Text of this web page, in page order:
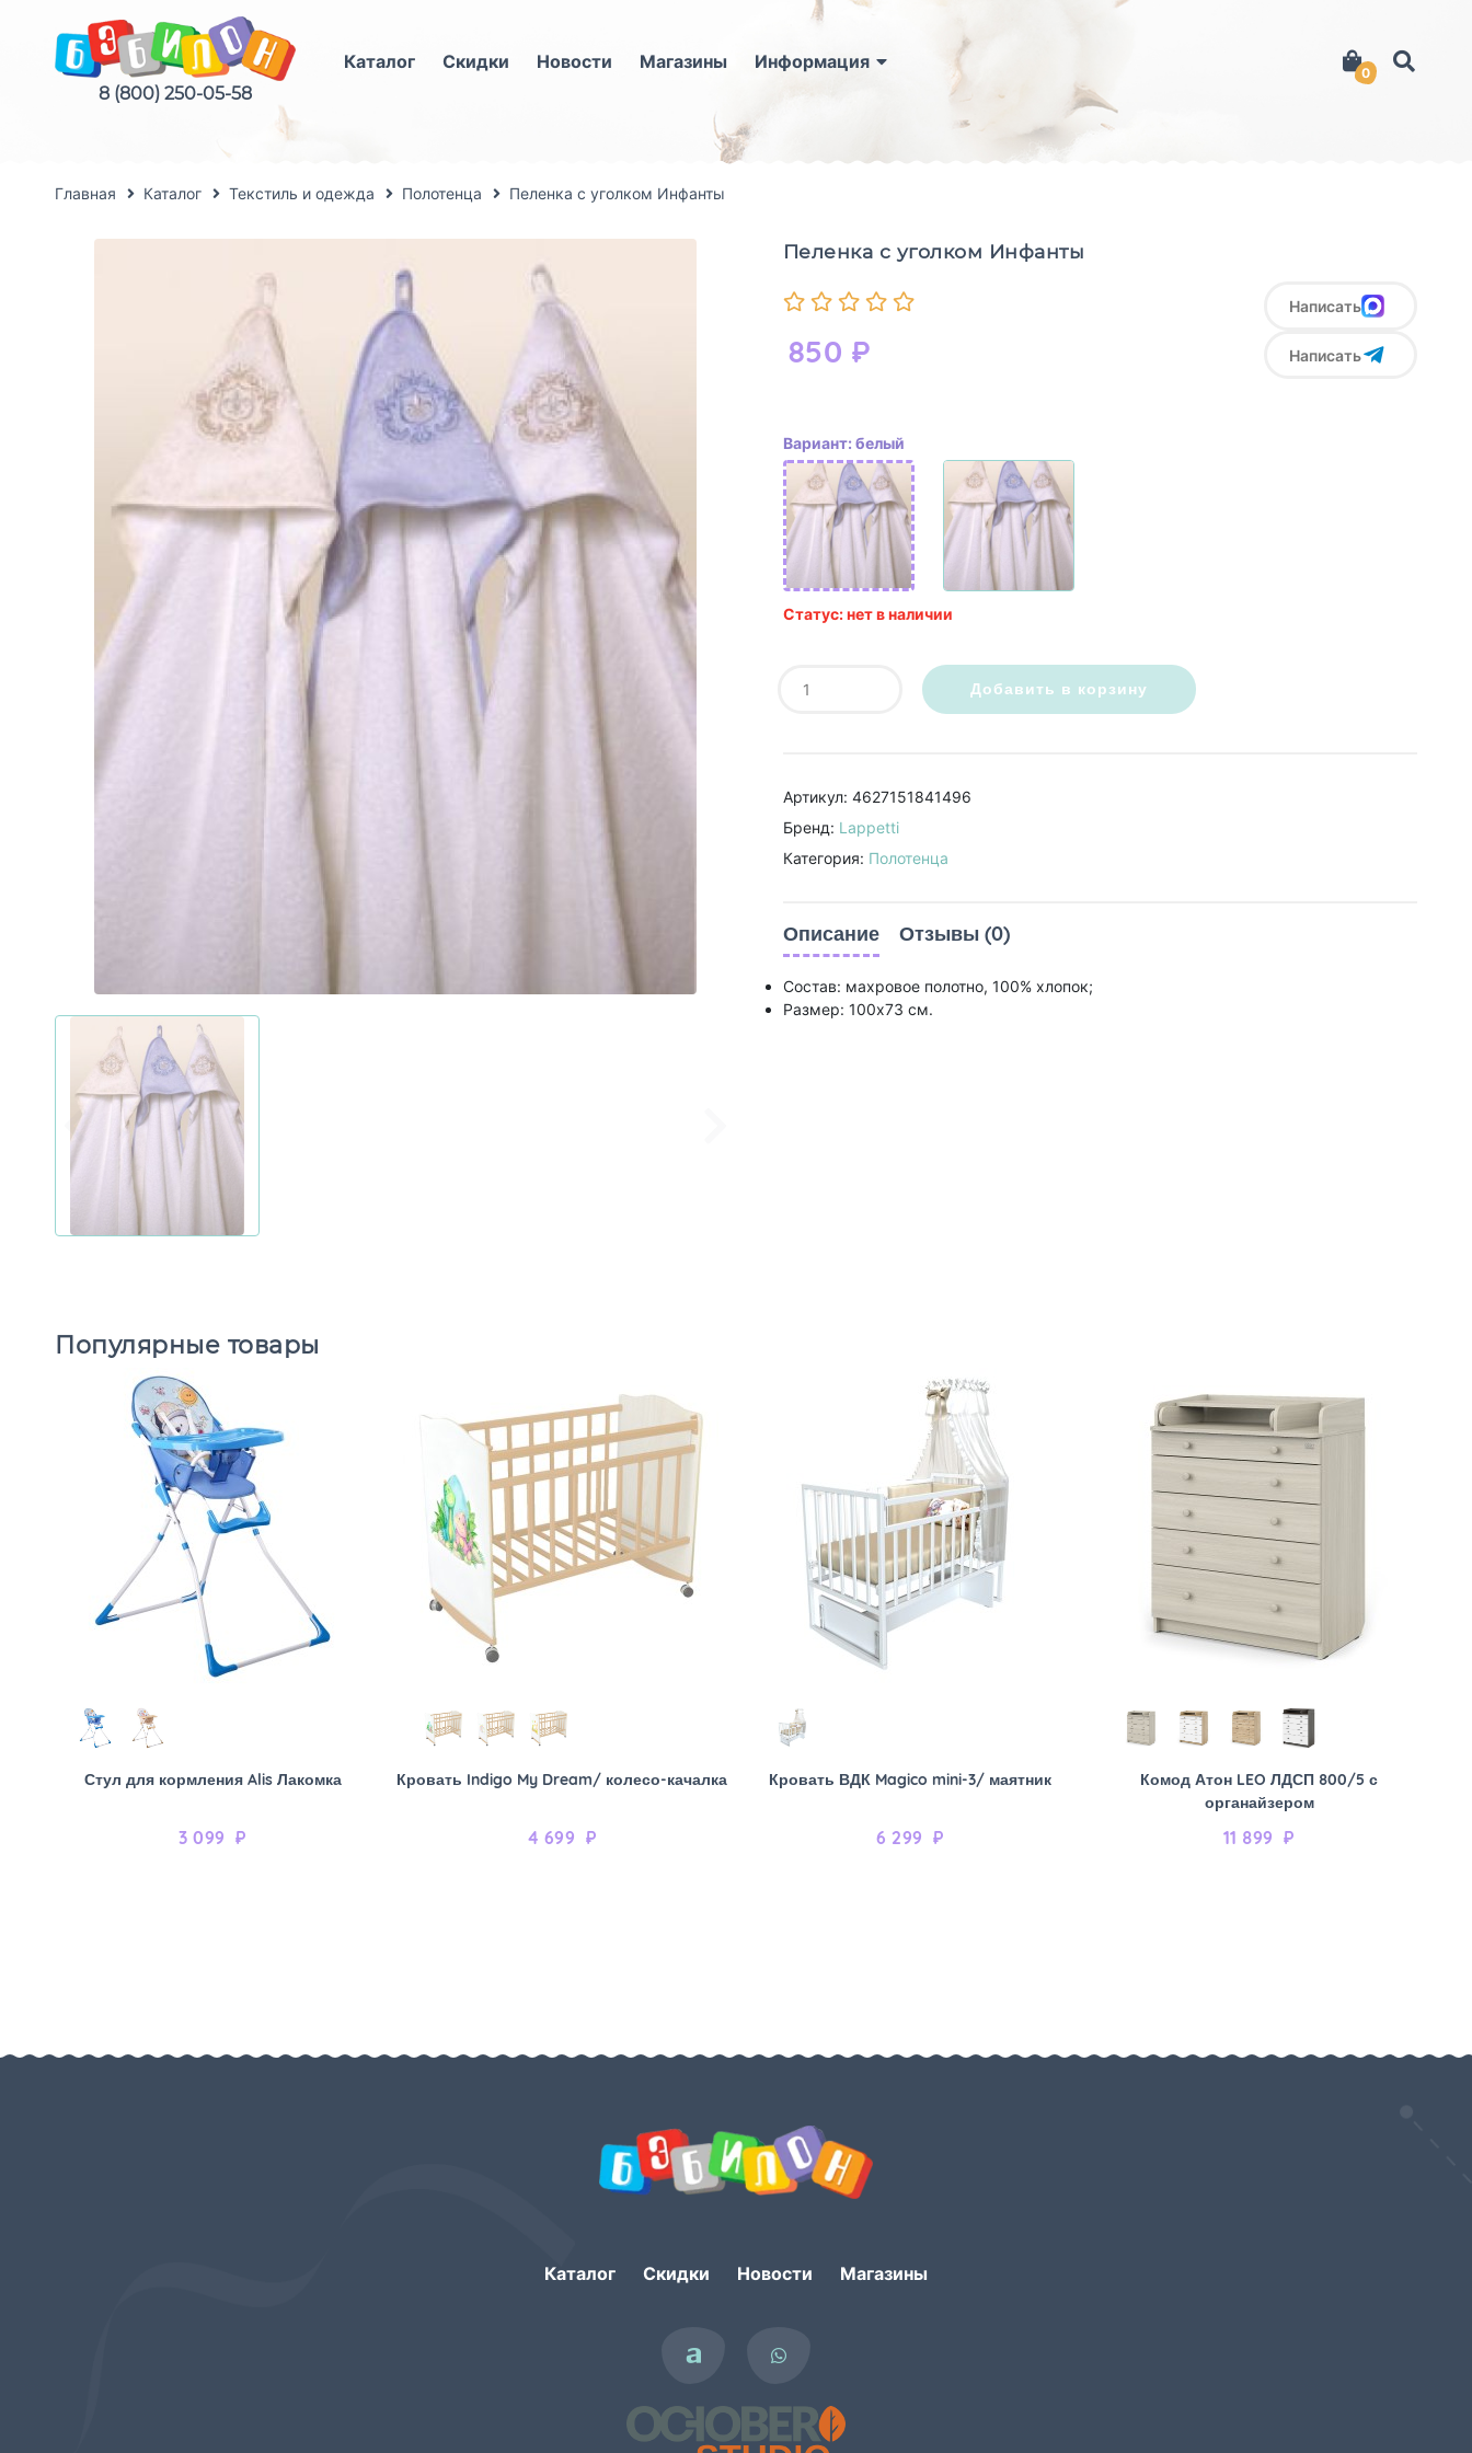
8 (800) 250-05-58
Каталог Скидки Новости Магазины Информация
0
Главная Каталог Текстиль и одежда Полотенца Пеленка с уголком Инфанты
Пеленка с уголком Инфанты
850 ₽
Написать
Написать
Вариант: белый
Статус: нет в наличии
Добавить в корзину
Артикул: 4627151841496
Бренд: Lappetti
Категория: Полотенца
Описание Отзывы (0)
Состав: махровое полотно, 100% хлопок;
Размер: 100х73 см.
Популярные товары
Стул для кормления Alis Лакомка
3 099 ₽
Кровать Indigo My Dream/ колесо-качалка
4 699 ₽
Кровать ВДК Magico mini-3/ маятник
6 299 ₽
Комод Атон LEO ЛДСП 800/5 с
органайзером
11 899 ₽
Каталог Скидки Новости Магазины